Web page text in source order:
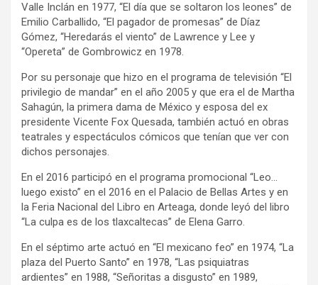
Valle Inclán en 1977, “El día que se soltaron los leones” de
Emilio Carballido, “El pagador de promesas” de Díaz
Gómez, “Heredarás el viento” de Lawrence y Lee y
“Opereta” de Gombrowicz en 1978.
Por su personaje que hizo en el programa de televisión “El
privilegio de mandar” en el año 2005 y que era el de Martha
Sahagún, la primera dama de México y esposa del ex
presidente Vicente Fox Quesada, también actuó en obras
teatrales y espectáculos cómicos que tenían que ver con
dichos personajes.
En el 2016 participó en el programa promocional “Leo…
luego existo” en el 2016 en el Palacio de Bellas Artes y en
la Feria Nacional del Libro en Arteaga, donde leyó del libro
“La culpa es de los tlaxcaltecas” de Elena Garro.
En el séptimo arte actuó en “El mexicano feo” en 1974, “La
plaza del Puerto Santo” en 1978, “Las psiquiatras
ardientes” en 1988, “Señoritas a disgusto” en 1989,